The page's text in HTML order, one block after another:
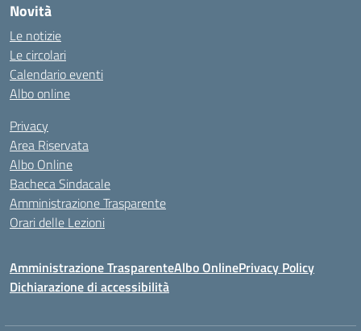
Novità
Le notizie
Le circolari
Calendario eventi
Albo online
Privacy
Area Riservata
Albo Online
Bacheca Sindacale
Amministrazione Trasparente
Orari delle Lezioni
Amministrazione TrasparenteAlbo OnlinePrivacy Policy
Dichiarazione di accessibilità